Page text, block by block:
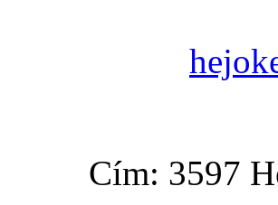
Cím: 3597